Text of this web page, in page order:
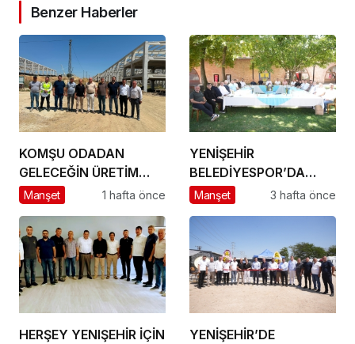
Benzer Haberler
KOMŞU ODADAN
GELECEĞİN ÜRETİM
ÜSSÜ YESAN’A
Manşet 1 hafta önce
YENİŞEHİR
BELEDİYESPOR’DA
GÜÇLÜ YÖNETİM,
Manşet 3 hafta önce
HERŞEY YENIŞEHİR İÇİN
YENİŞEHİR’DE